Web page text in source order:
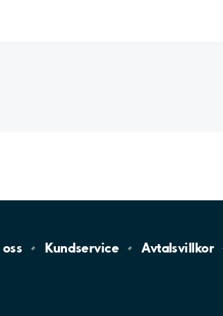
oss Kundservice Avtalsvillkor